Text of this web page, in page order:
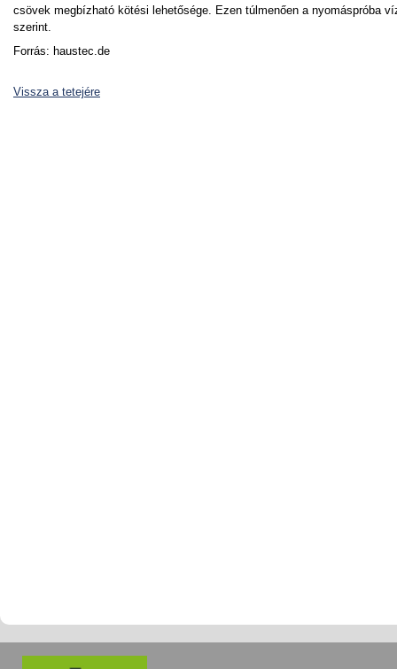
csövek megbízható kötési lehetősége. Ezen túlmenően a nyomáspróba
szerint.
Forrás: haustec.de
Vissza a tetejére